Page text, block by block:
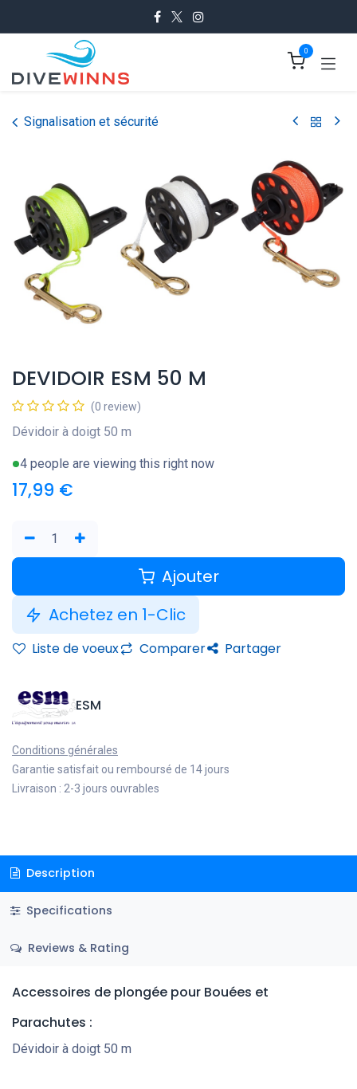
0
Signalisation et sécurité
DEVIDOIR ESM 50 M
(0 review)
Dévidoir à doigt 50 m
4 people are viewing this right now
17,99 €
Ajouter
Achetez en 1-Clic
Liste de voeux Comparer Partager
ESM
Conditions générales
Garantie satisfait ou remboursé de 14 jours
Livraison : 2-3 jours ouvrables
Description
Specifications
Reviews & Rating
Accessoires de plongée pour Bouées et
Parachutes :
Dévidoir à doigt 50 m